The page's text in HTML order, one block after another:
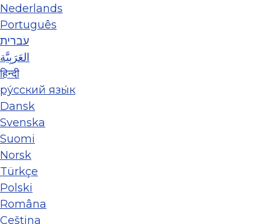
Nederlands
Português
עברית
العَرَبِيَّة
हिन्दी
ру́сский язы́к
Dansk
Svenska
Suomi
Norsk
Türkçe
Polski
Româna
Ceština